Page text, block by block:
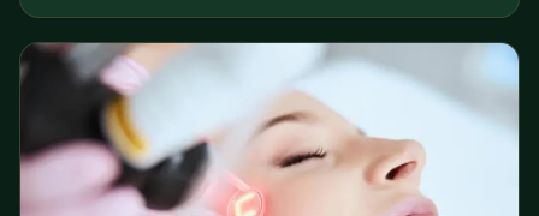
刺痛感。這不是煥膚，這是毀容。 核心解答： 刷酸的本質是
「受控的角質破壞與重建」。正確的刷酸順序應遵循「低濃
度、局部測試、做一